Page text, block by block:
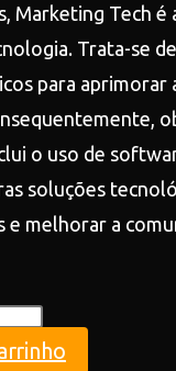
Marketing Tech é
Trata-se
para aprimorar
o uso de
soluções
e melhorar a